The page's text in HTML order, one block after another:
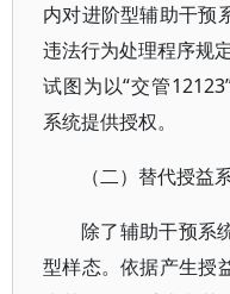
内对进阶型辅助干预
违法行为处理程序规
试图为以“交管
系统提供授权。
（二）替代授益
除了辅助干预系
型样态。依据产生授